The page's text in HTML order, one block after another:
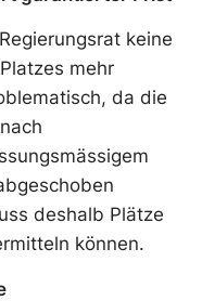
keine
mehr
da die
deshalb Plätze
können.